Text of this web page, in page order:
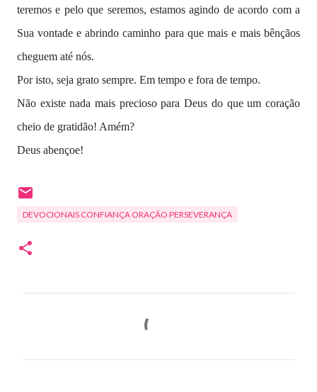
teremos e pelo que seremos, estamos agindo de acordo com a
Sua vontade e abrindo caminho para que mais e mais bênçãos
cheguem até nós.
Por isto, seja grato sempre. Em tempo e fora de tempo.
Não existe nada mais precioso para Deus do que um coração
cheio de gratidão! Amém?
Deus abençoe!
DEVOCIONAIS CONFIANÇA ORAÇÃO PERSEVERANÇA